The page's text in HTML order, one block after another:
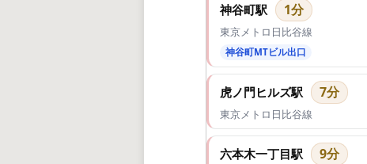
神谷町駅 1分
東京メトロ日比谷線
神谷町MTビル出口
虎ノ門ヒルズ駅 7分
東京メトロ日比谷線
六本木一丁目駅 9分